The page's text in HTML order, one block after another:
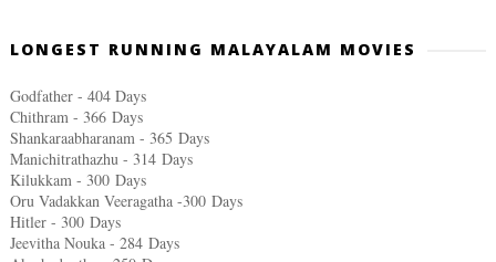
LONGEST RUNNING MALAYALAM MOVIES
Godfather - 404 Days
Chithram - 366 Days
Shankaraabharanam - 365 Days
Manichitrathazhu - 314 Days
Kilukkam - 300 Days
Oru Vadakkan Veeragatha -300 Days
Hitler - 300 Days
Jeevitha Nouka - 284 Days